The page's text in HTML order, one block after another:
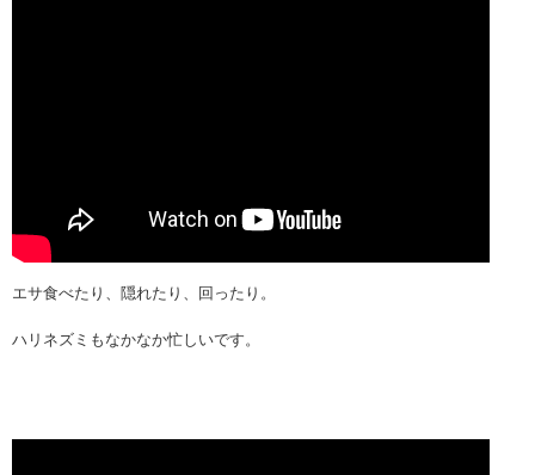
エサ食べたり、隠れたり、回ったり。
ハリネズミもなかなか忙しいです。